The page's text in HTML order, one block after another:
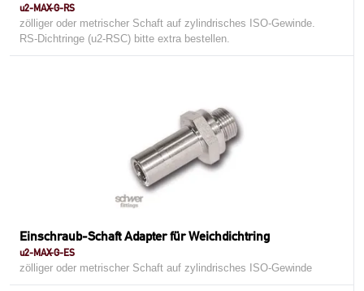
u2-MAX-G-RS
zölliger oder metrischer Schaft auf zylindrisches ISO-Gewinde.
RS- Dichtringe (u2-RSC) bitte extra bestellen.
Einschraub-Schaft Adapter für Weichdichtring
u2-MAX-G-ES
zölliger oder metrischer Schaft auf zylindrisches ISO-Gewinde